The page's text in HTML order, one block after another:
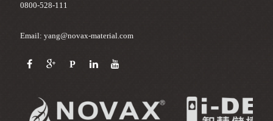
0800-528-111
Email: yang@novax-material.com
P